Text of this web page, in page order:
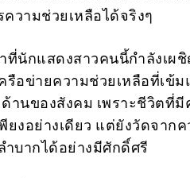
วามช่วยเหลือได้จริงๆ
ที่นักแสดงสาวคนนี้กำลังเ
รือข่ายความช่วยเหลือที่เข้
านของสังคม เพราะชีวิตที่
ยงอย่างเดียว แต่ยังวัดจา
บากได้อย่างมีศักดิ์ศรี